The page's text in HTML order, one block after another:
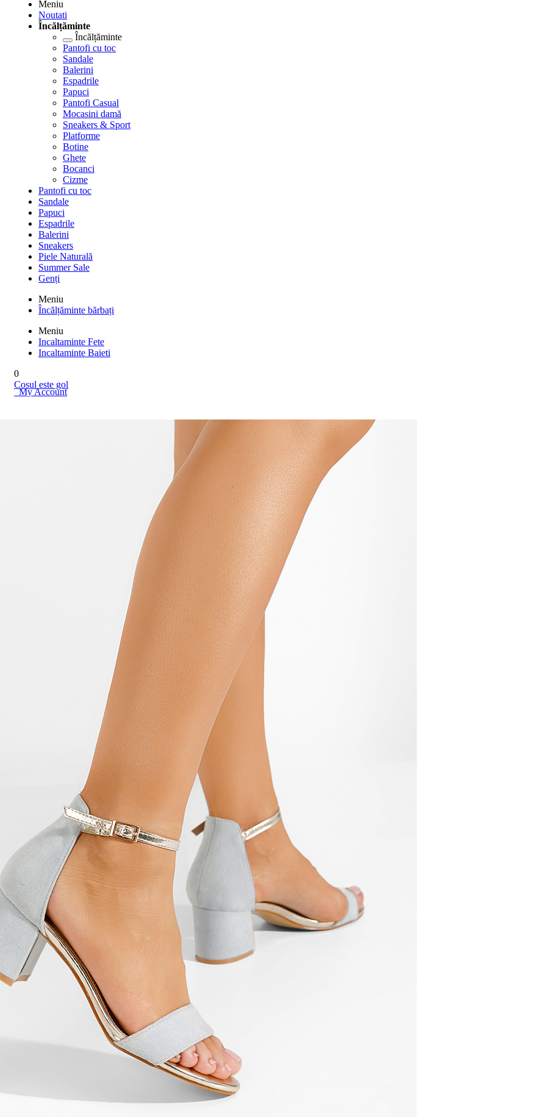
Meniu
Noutati
Încălțăminte
Încălțăminte
Pantofi cu toc
Sandale
Balerini
Espadrile
Papuci
Pantofi Casual
Mocasini damă
Sneakers & Sport
Platforme
Botine
Ghete
Bocanci
Cizme
Pantofi cu toc
Sandale
Papuci
Espadrile
Balerini
Sneakers
Piele Naturală
Summer Sale
Genți
Meniu
Încălțăminte bărbați
Meniu
Incaltaminte Fete
Incaltaminte Baieti
0
Cosul este gol
My Account